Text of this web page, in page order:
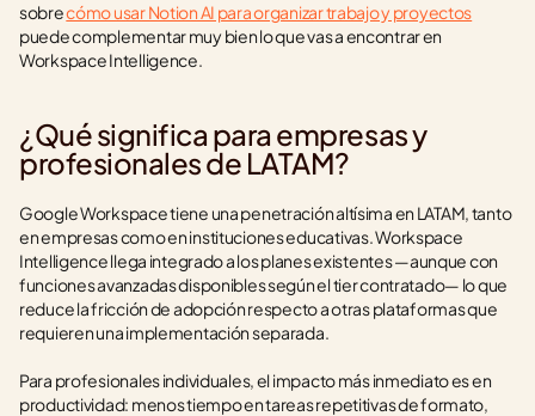
sobre cómo usar Notion AI para organizar trabajo y proyectos
puede complementar muy bien lo que vas a encontrar en
Workspace Intelligence.
¿Qué significa para empresas y
profesionales de LATAM?
Google Workspace tiene una penetración altísima en LATAM, tanto
en empresas como en instituciones educativas. Workspace
Intelligence llega integrado a los planes existentes —aunque con
funciones avanzadas disponibles según el tier contratado— lo que
reduce la fricción de adopción respecto a otras plataformas que
requieren una implementación separada.
Para profesionales individuales, el impacto más inmediato es en
productividad: menos tiempo en tareas repetitivas de formato,